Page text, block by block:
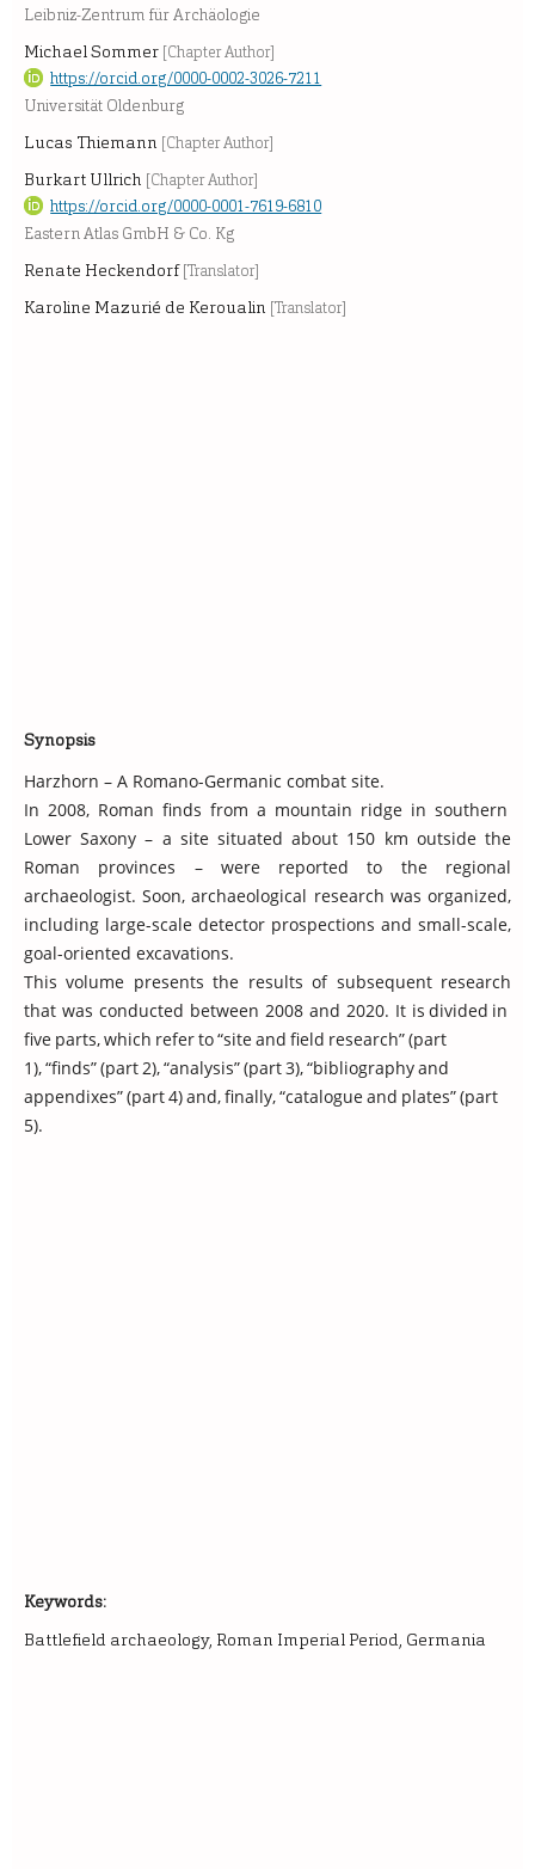
Leibniz-Zentrum für Archäologie
Michael Sommer [Chapter Author]
https://orcid.org/0000-0002-3026-7211
Universität Oldenburg
Lucas Thiemann [Chapter Author]
Burkart Ullrich [Chapter Author]
https://orcid.org/0000-0001-7619-6810
Eastern Atlas GmbH & Co. Kg
Renate Heckendorf[Translator]
Karoline Mazurié de Keroualin [Translator]
Synopsis
Harzhorn – A Romano-Germanic combat site.
In 2008, Roman finds from a mountain ridge in southern
Lower Saxony – a site situated about 150 km outside the
Roman provinces – were reported to the regional
archaeologist. Soon, archaeological research was organized,
including large-scale detector prospections and small-scale,
goal-oriented excavations.
This volume presents the results of subsequent research
that was conducted between 2008 and 2020. It is divided in
five parts, which refer to “site and field research” (part
1), “finds” (part 2), “analysis” (part 3), “bibliography and
appendixes” (part 4) and, finally, “catalogue and plates” (part
5).
Keywords:
Battlefield archaeology, Roman Imperial Period, Germania